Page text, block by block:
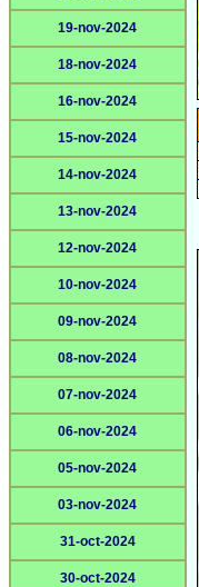
19-nov-2024
18-nov-2024
16-nov-2024
15-nov-2024
14-nov-2024
13-nov-2024
12-nov-2024
10-nov-2024
09-nov-2024
08-nov-2024
07-nov-2024
06-nov-2024
05-nov-2024
03-nov-2024
31-oct-2024
30-oct-2024